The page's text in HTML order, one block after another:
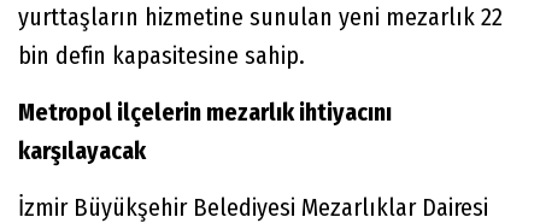
yurttaşların hizmetine sunulan yeni mezarlık 22
bin defin kapasitesine sahip.
Metropol ilçelerin mezarlık ihtiyacını
karşılayacak
İzmir Büyükşehir Belediyesi Mezarlıklar Dairesi